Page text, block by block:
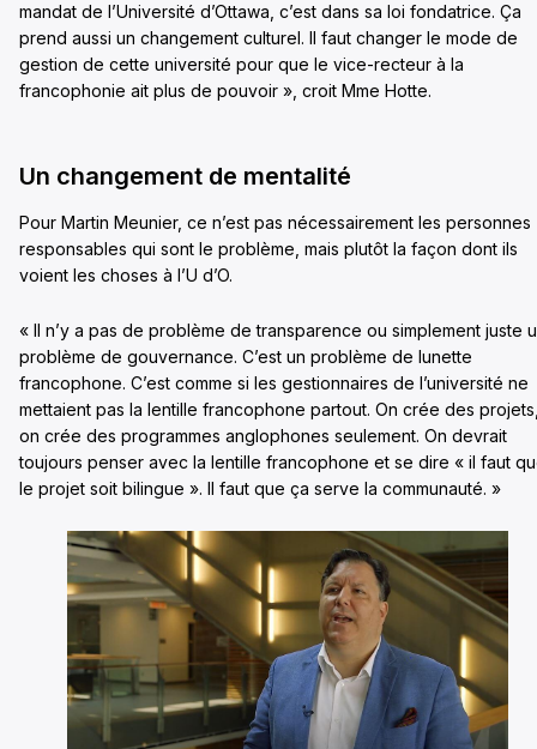
mandat de l’Université d’Ottawa, c’est dans sa loi fondatrice. Ça
prend aussi un changement culturel. Il faut changer le mode de
gestion de cette université pour que le vice-recteur à la
francophonie ait plus de pouvoir », croit Mme Hotte.
Un changement de mentalité
Pour Martin Meunier, ce n’est pas nécessairement les personnes
responsables qui sont le problème, mais plutôt la façon dont ils
voient les choses à l’U d’O.
« Il n’y a pas de problème de transparence ou simplement juste
problème de gouvernance. C’est un problème de lunette
francophone. C’est comme si les gestionnaires de l’université ne
mettaient pas la lentille francophone partout. On crée des
on crée des programmes anglophones seulement. On devrait
toujours penser avec la lentille francophone et se dire « il faut
le projet soit bilingue ». Il faut que ça serve la communauté. »